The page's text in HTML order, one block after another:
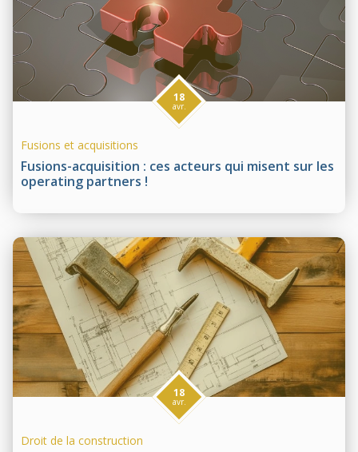
Fusions-acquisition : ces acteurs qui misent sur les
operating partners !
18
avr.
Fusions et acquisitions
18
avr.
Droit de la construction